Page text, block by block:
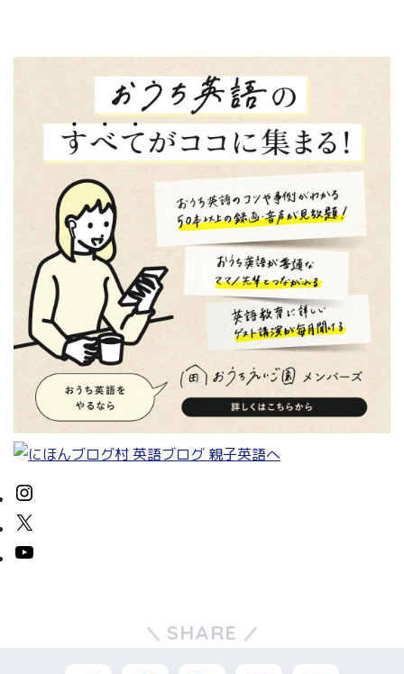
SHARE